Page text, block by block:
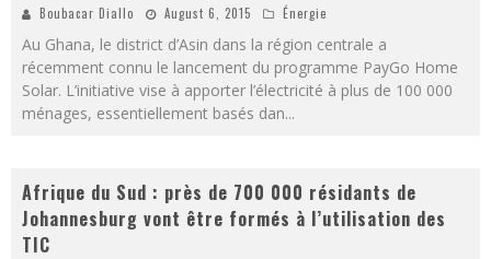
Boubacar Diallo August 6, 2015 Énergie
Au Ghana, le district d’Asin dans la région centrale a
récemment connu le lancement du programme PayGo Home
Solar. L’initiative vise à apporter l’électricité à plus de 100 000
ménages, essentiellement basés dan...
Afrique du Sud : près de 700 000 résidants de
Johannesburg vont être formés à l’utilisation des
TIC